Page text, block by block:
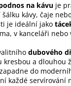
na kávu je
kávy, čaje
je ideální jako
v kanceláři nebo
dubového
kresbou a dlouhou
do
každé servírování